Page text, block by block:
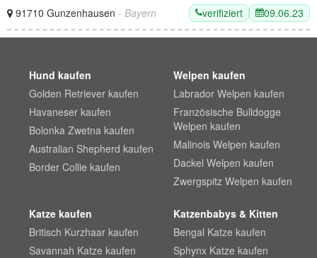
91710 Gunzenhausen - Bayern verifiziert 09.06.23
Hund kaufen
Golden Retriever kaufen
Havaneser kaufen
Bolonka Zwetna kaufen
Australian Shepherd kaufen
Border Collie kaufen
Welpen kaufen
Labrador Welpen kaufen
Französische Bulldogge
Welpen kaufen
Malinois Welpen kaufen
Dackel Welpen kaufen
Zwergspitz Welpen kaufen
Katze kaufen
Britisch Kurzhaar kaufen
Savannah Katze kaufen
Katzenbabys & Kitten
Bengal Katze kaufen
Sphynx Katze kaufen